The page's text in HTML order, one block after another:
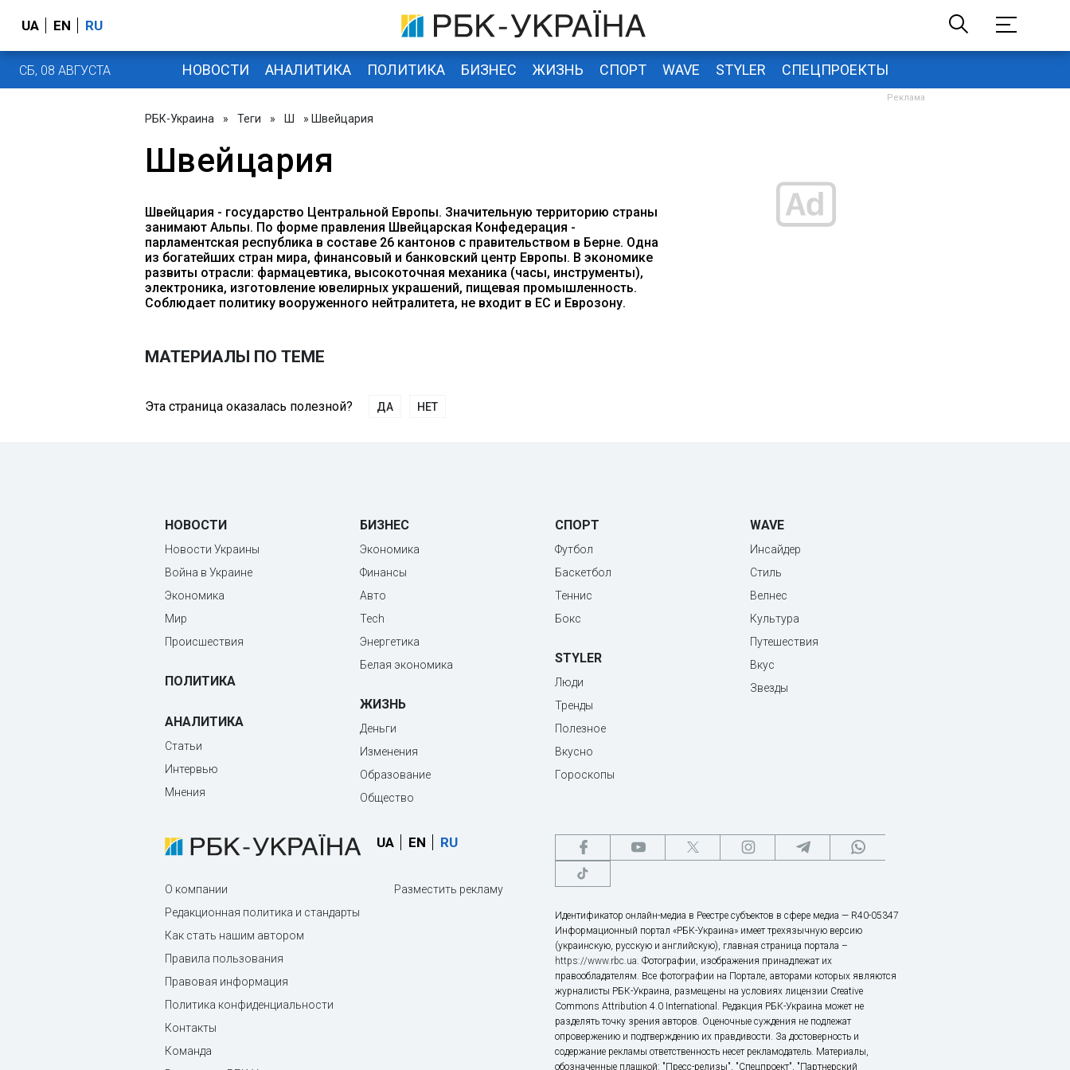
UA EN RU
СБ, 08 АВГУСТА НОВОСТИ АНАЛИТИКА ПОЛИТИКА БИЗНЕС ЖИЗНЬ СПОРТ WAVE STYLER СПЕЦПРОЕКТЫ
РБК-Украина » Теги » Ш » Швейцария
Швейцария
Швейцария - государство Центральной Европы. Значительную территорию страны
занимают Альпы. По форме правления Швейцарская Конфедерация -
парламентская республика в составе 26 кантонов с правительством в Берне. Одна
из богатейших стран мира, финансовый и банковский центр Европы. В экономике
развиты отрасли: фармацевтика, высокоточная механика (часы, инструменты),
электроника, изготовление ювелирных украшений, пищевая промышленность.
Соблюдает политику вооруженного нейтралитета, не входит в ЕС и Еврозону.
МАТЕРИАЛЫ ПО ТЕМЕ
Эта страница оказалась полезной? ДА НЕТ
НОВОСТИ
Новости Украины
Война в Украине
Экономика
Мир
Происшествия
ПОЛИТИКА
АНАЛИТИКА
Статьи
Интервью
Мнения
БИЗНЕС
Экономика
Финансы
Авто
Tech
Энергетика
Белая экономика
ЖИЗНЬ
Деньги
Изменения
Образование
Общество
СПОРТ
Футбол
Баскетбол
Теннис
Бокс
STYLER
Люди
Тренды
Полезное
Вкусно
Гороскопы
WAVE
Инсайдер
Стиль
Велнес
Культура
Путешествия
Вкус
Звезды
UA EN RU
О компании
Редакционная политика и стандарты
Как стать нашим автором
Правила пользования
Правовая информация
Политика конфиденциальности
Контакты
Команда
Разместить рекламу
Идентификатор онлайн-медиа в Реестре субъектов в сфере медиа — R40-05347
Информационный портал «РБК-Украина» имеет трехязычную версию
(украинскую, русскую и английскую), главная страница портала –
https://www.rbc.ua. Фотографии, изображения принадлежат их
правообладателям. Все фотографии на Портале, авторами которых являются
журналисты РБК-Украина, размещены на условиях лицензии Creative
Commons Attribution 4.0 International. Редакция РБК-Украина может не
разделять точку зрения авторов. Оценочные суждения не подлежат
опровержению и подтверждению их правдивости. За достоверность и
содержание рекламы ответственность несет рекламодатель. Материалы,
обозначенные плашкой: "Пресс-релизы", "Спецпроект", "Партнерский